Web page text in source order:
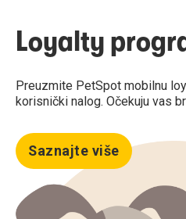
Loyalty
Preuzmite PetSpot mobilnu
korisnički nalog. Očekuju vas
Saznajte više